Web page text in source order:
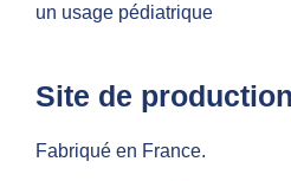
un usage pédiatrique
Site de
Fabriqué en France.